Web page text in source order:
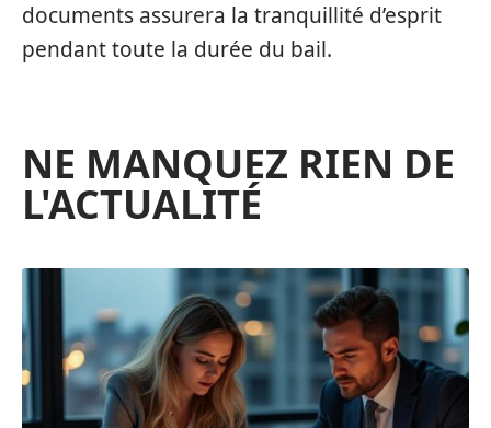
documents assurera la tranquillité d’esprit
pendant toute la durée du bail.
NE MANQUEZ RIEN DE
L'ACTUALITÉ